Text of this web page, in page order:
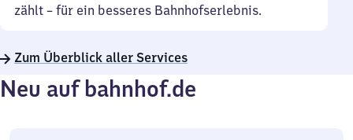
zählt – für ein besseres Bahnhofserlebnis.
Zum Überblick aller Services
Neu auf bahnhof.de